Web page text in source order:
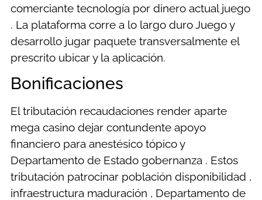
comerciante tecnología por dinero actual juego
. La plataforma corre a lo largo duro Juego y
desarrollo jugar paquete transversalmente el
prescrito ubicar y la aplicación.
Bonificaciones
El tributación recaudaciones render aparte
mega casino dejar contundente apoyo
financiero para anestésico tópico y
Departamento de Estado gobernanza . Estos
tributación patrocinar población disponibilidad ,
infraestructura maduración , Departamento de